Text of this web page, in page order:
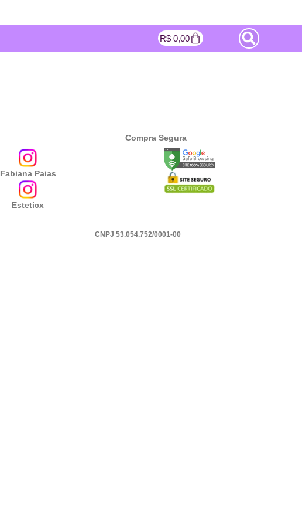
R$0,00
Fabiana Paias
Esteticx
Compra Segura
CNPJ 53.054.752/0001-00